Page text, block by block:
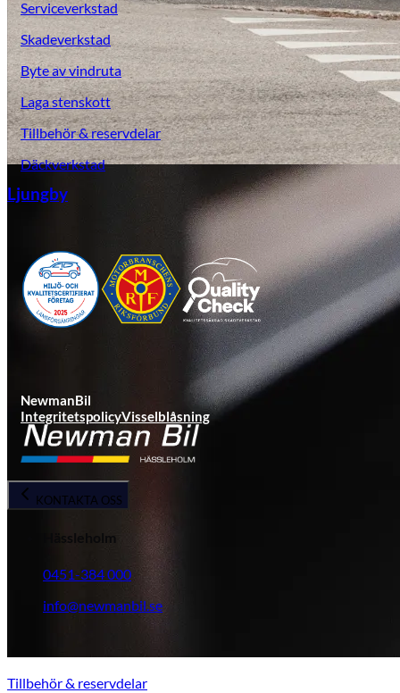
Tillbehör & reservdelar
Ljungby
Serviceverkstad
Skadeverkstad
Byte av vindruta
Laga stenskott
Tillbehör & reservdelar
Däckverkstad
NewmanBil
IntegritetspolicyVisselblåsning
KONTAKTA OSS
Hässleholm
0451-384 000
info@newmanbil.se